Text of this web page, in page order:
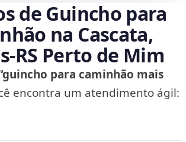
de Guincho para
na Cascata,
Perto de Mim
para caminhão mais
encontra um atendimento ágil: